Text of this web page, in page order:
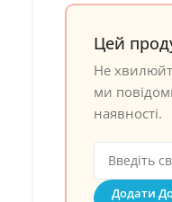
Цей
Не
ми
наявності.
Додати